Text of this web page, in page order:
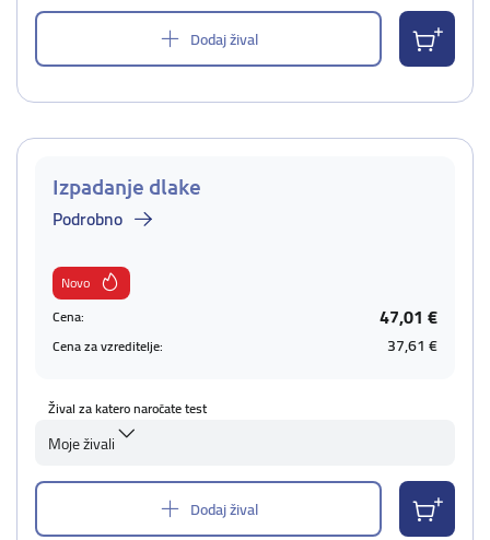
Dodaj žival
Izpadanje dlake
Podrobno
Novo
Cena:
47,01 €
Cena za vzreditelje: 37,61 €
Žival za katero naročate test
Moje živali
Dodaj žival